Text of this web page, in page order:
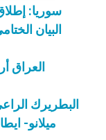
سوريا:
البيان
العراق
البطريرك
ميلانو- ايطاليا –